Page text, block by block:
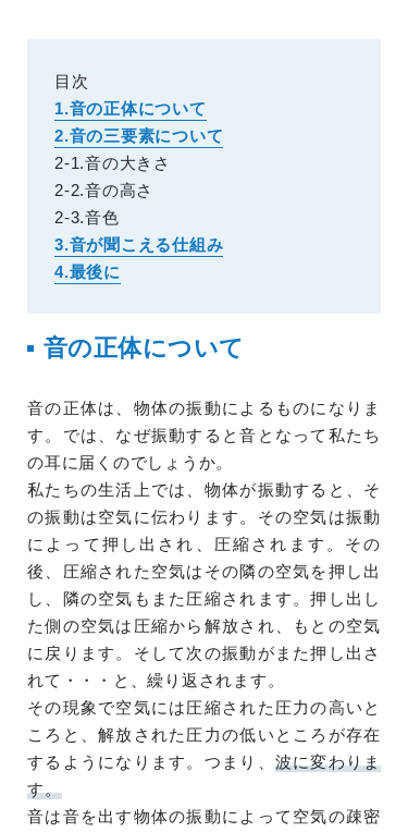
目次
1.音の正体について
2.音の三要素について
2-1.音の大きさ
2-2.音の高さ
2-3.音色
3.音が聞こえる仕組み
4.最後に
音の正体について
音の正体は、物体の振動によるものになりま
す。では、なぜ振動すると音となって私たち
の耳に届くのでしょうか。
私たちの生活上では、物体が振動すると、そ
の振動は空気に伝わります。その空気は振動
によって押し出され、圧縮されます。その
後、圧縮された空気はその隣の空気を押し出
し、隣の空気もまた圧縮されます。押し出し
た側の空気は圧縮から解放され、もとの空気
に戻ります。そして次の振動がまた押し出さ
れて・・・と、繰り返されます。
その現象で空気には圧縮された圧力の高いと
ころと、解放された圧力の低いところが存在
するようになります。つまり、 波に変わりま
す。
音は音を出す物体の振動によって空気の疎密